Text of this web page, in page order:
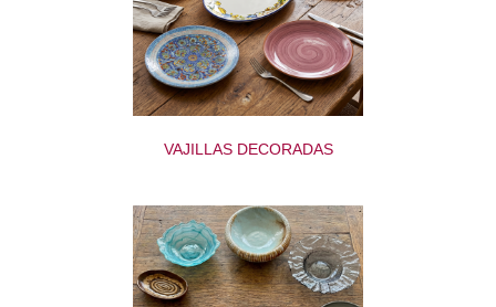
VAJILLAS DECORADAS